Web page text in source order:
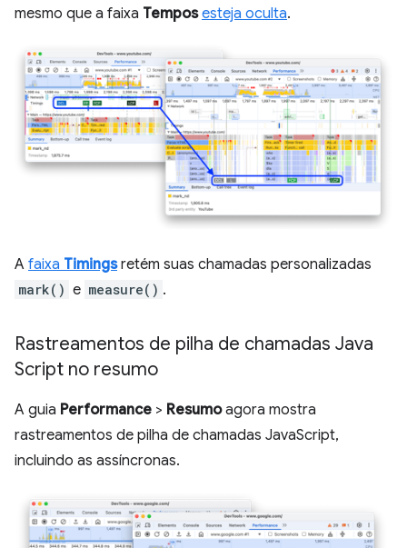
mesmo que a faixa Tempos esteja oculta.
A faixa Timingsretém suas chamadas personalizadas
mark() e measure() .
Rastreamentos de pilha de chamadas Java
Script no resumo
A guia Performance > Resumoagora mostra
rastreamentos de pilha de chamadas JavaScript,
incluindo as assíncronas.